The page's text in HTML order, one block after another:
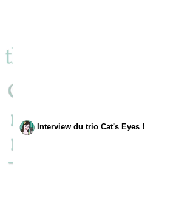
Interview du trio Cat's Eyes !